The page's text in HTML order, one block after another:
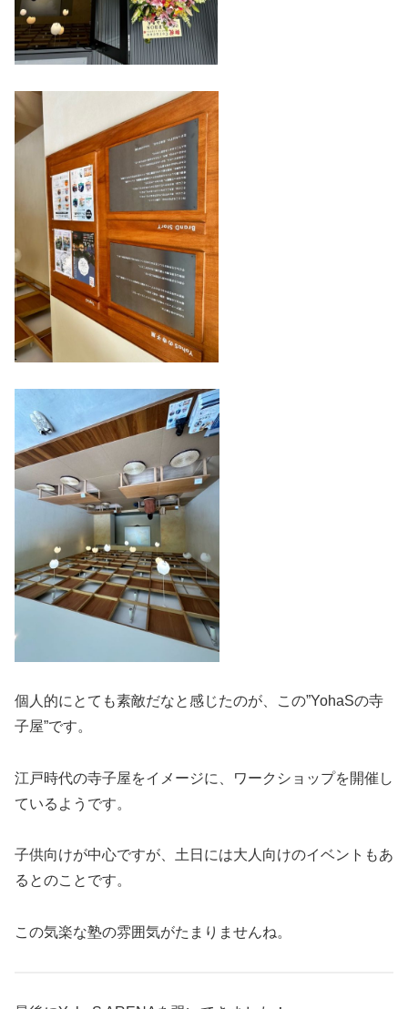
個人的にとても素敵だなと感じたのが、この”YohaSの寺
子屋”です。
江戸時代の寺子屋をイメージに、ワークショップを開催し
ているようです。
子供向けが中心ですが、土日には大人向けのイベントもあ
るとのことです。
この気楽な塾の雰囲気がたまりませんね。